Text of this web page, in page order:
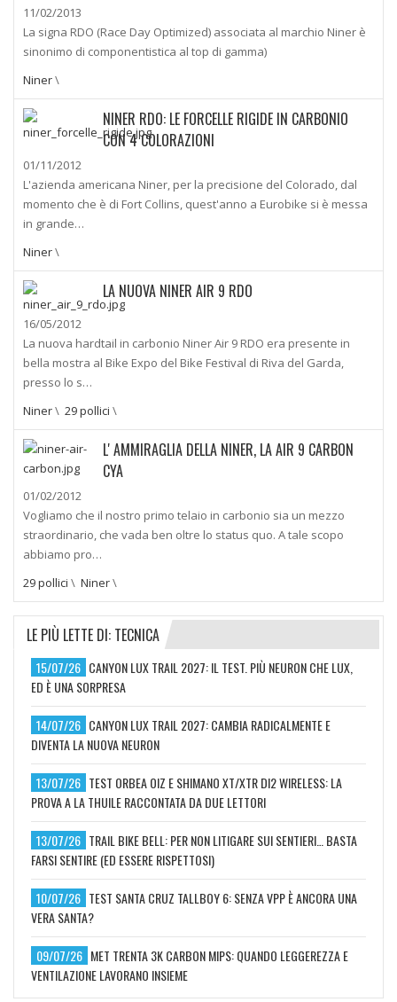
11/02/2013
La signa RDO (Race Day Optimized) associata al marchio Niner è
sinonimo di componentistica al top di gamma)
Niner\
NINER RDO: LE FORCELLE RIGIDE IN CARBONIO
CON 4 COLORAZIONI
01/11/2012
L'azienda americana Niner, per la precisione del Colorado, dal
momento che è di Fort Collins, quest'anno a Eurobike si è messa
in grande…
Niner\
LA NUOVA NINER AIR 9 RDO
16/05/2012
La nuova hardtail in carbonio Niner Air 9 RDO era presente in
bella mostra al Bike Expo del Bike Festival di Riva del Garda,
presso lo s…
Niner\ 29 pollici \
L' AMMIRAGLIA DELLA NINER, LA AIR 9 CARBON
CYA
01/02/2012
Vogliamo che il nostro primo telaio in carbonio sia un mezzo
straordinario, che vada ben oltre lo status quo. A tale scopo
abbiamo pro…
29 pollici \ Niner\
LE PIÙ LETTE DI: TECNICA
15/07/26 CANYON LUX TRAIL 2027: IL TEST. PIÙ NEURON CHE LUX,
ED È UNA SORPRESA
14/07/26 CANYON LUX TRAIL 2027: CAMBIA RADICALMENTE E
DIVENTA LA NUOVA NEURON
13/07/26 TEST ORBEA OIZ E SHIMANO XT/XTR DI2 WIRELESS: LA
PROVA A LA THUILE RACCONTATA DA DUE LETTORI
13/07/26 TRAIL BIKE BELL: PER NON LITIGARE SUI SENTIERI… BASTA
FARSI SENTIRE (ED ESSERE RISPETTOSI)
10/07/26 TEST SANTA CRUZ TALLBOY 6: SENZA VPP È ANCORA UNA
VERA SANTA?
09/07/26 MET TRENTA 3K CARBON MIPS: QUANDO LEGGEREZZA E
VENTILAZIONE LAVORANO INSIEME